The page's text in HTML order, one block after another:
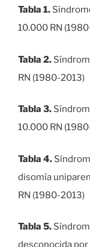
Tabla 1.
10.000 RN
Tabla 2.
RN (1980-2013)
Tabla 3.
10.000 RN
Tabla 4.
disomía
RN (1980-2013)
Tabla 5.
desconocida